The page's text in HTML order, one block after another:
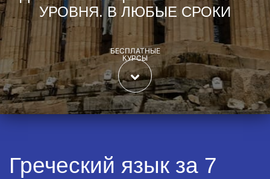
УРОВНЯ. В ЛЮБЫЕ СРОКИ
БЕСПЛАТНЫЕ
КУРСЫ
Греческий язык за 7